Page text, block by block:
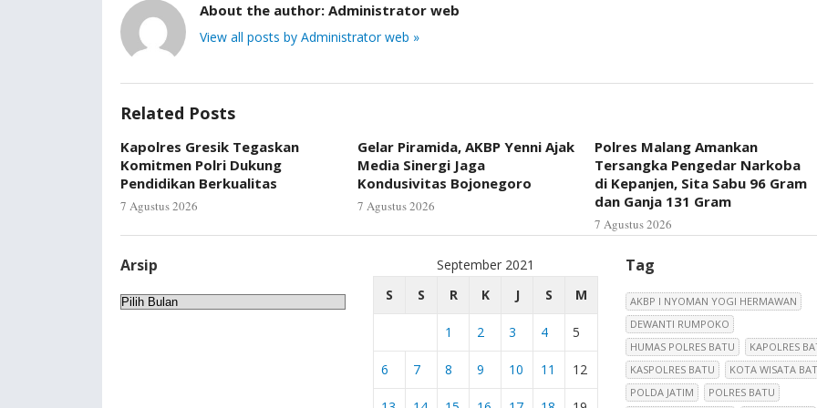
About the author: Administrator web
View all posts by Administrator web »
Related Posts
Kapolres Gresik Tegaskan
Komitmen Polri Dukung
Pendidikan Berkualitas
7 Agustus 2026
Gelar Piramida, AKBP Yenni Ajak
Media Sinergi Jaga
Kondusivitas Bojonegoro
7 Agustus 2026
Polres Malang Amankan
Tersangka Pengedar Narkoba
di Kepanjen, Sita Sabu 96 Gram
dan Ganja 131 Gram
7 Agustus 2026
Arsip
Arsip
September 2021
S
S R K J S M
1 2 3 4 5
6 7 8 9 10 11 12
Tag
AKBP I NYOMAN YOGI HERMAWAN
DEWANTI RUMPOKO
HUMAS POLRES BATU
KAPOLRES
KASPOLRES BATU
KOTA WISATA
POLDA JATIM
POLRES BATU